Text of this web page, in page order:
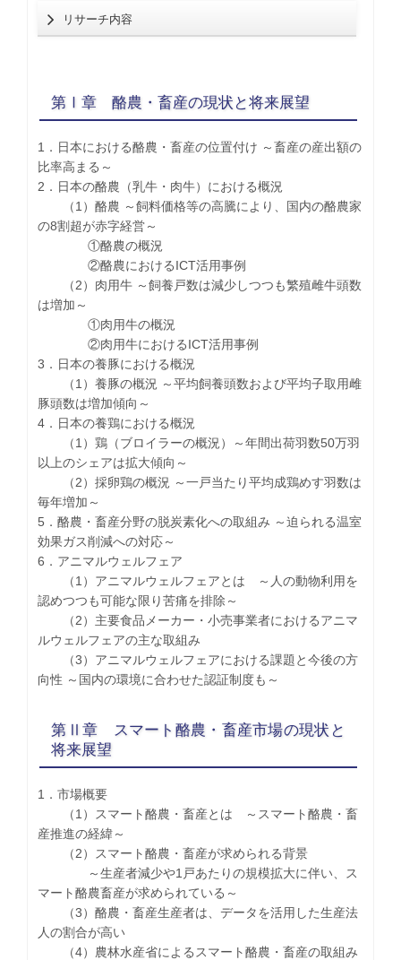
リサーチ内容
第Ⅰ章 酪農・畜産の現状と将来展望
1．日本における酪農・畜産の位置付け ～畜産の産出額の
比率高まる～
2．日本の酪農（乳牛・肉牛）における概況
（1）酪農 ～飼料価格等の高騰により、国内の酪農家
の8割超が赤字経営～
①酪農の概況
②酪農におけるICT活用事例
（2）肉用牛 ～飼養戸数は減少しつつも繁殖雌牛頭数
は増加～
①肉用牛の概況
②肉用牛におけるICT活用事例
3．日本の養豚における概況
（1）養豚の概況 ～平均飼養頭数および平均子取用雌
豚頭数は増加傾向～
4．日本の養鶏における概況
（1）鶏（ブロイラーの概況）～年間出荷羽数50万羽
以上のシェアは拡大傾向～
（2）採卵鶏の概況 ～一戸当たり平均成鶏めす羽数は
毎年増加～
5．酪農・畜産分野の脱炭素化への取組み ～迫られる温室
効果ガス削減への対応～
6．アニマルウェルフェア
（1）アニマルウェルフェアとは ～人の動物利用を
認めつつも可能な限り苦痛を排除～
（2）主要食品メーカー・小売事業者におけるアニマ
ルウェルフェアの主な取組み
（3）アニマルウェルフェアにおける課題と今後の方
向性 ～国内の環境に合わせた認証制度も～
第Ⅱ章 スマート酪農・畜産市場の現状と
将来展望
1．市場概要
（1）スマート酪農・畜産とは ～スマート酪農・畜
産推進の経緯～
（2）スマート酪農・畜産が求められる背景
～生産者減少や1戸あたりの規模拡大に伴い、ス
マート酪農畜産が求められている～
（3）酪農・畜産生産者は、データを活用した生産法
人の割合が高い
（4）農林水産省によるスマート酪農・畜産の取組み